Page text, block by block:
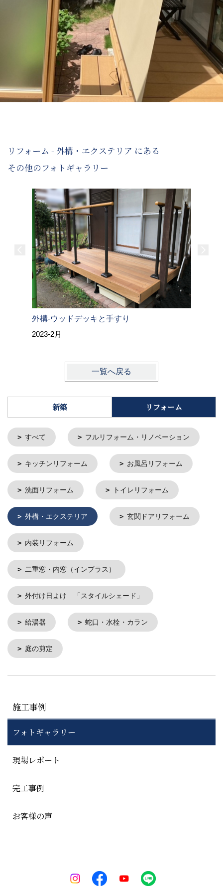
リフォーム - 外構・エクステリア にある
その他のフォトギャラリー
外構-ウッドデッキと手すり
2023-2月
一覧へ戻る
新築 リフォーム
すべて フルリフォーム・リノベーション
キッチンリフォーム お風呂リフォーム
洗面リフォーム トイレリフォーム
外構・エクステリア 玄関ドアリフォーム
内装リフォーム
二重窓・内窓（インプラス）
外付け日よけ 「スタイルシェード」
給湯器 蛇口・水栓・カラン
庭の剪定
施工事例
フォトギャラリー
現場レポート
完工事例
お客様の声